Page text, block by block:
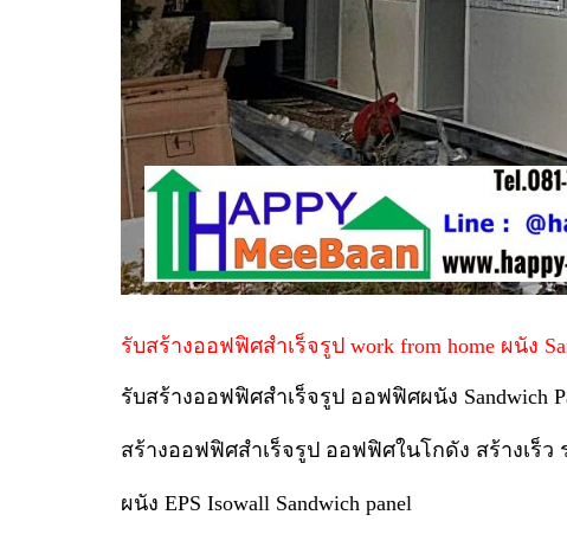
รับสร้างออฟฟิศสำเร็จรูป work from home ผนัง
รับสร้างออฟฟิศสำเร็จรูป ออฟฟิศผนัง Sandwich
สร้างออฟฟิศสำเร็จรูป ออฟฟิศในโกดัง สร้างเร็ว
ผนัง EPS Isowall Sandwich panel